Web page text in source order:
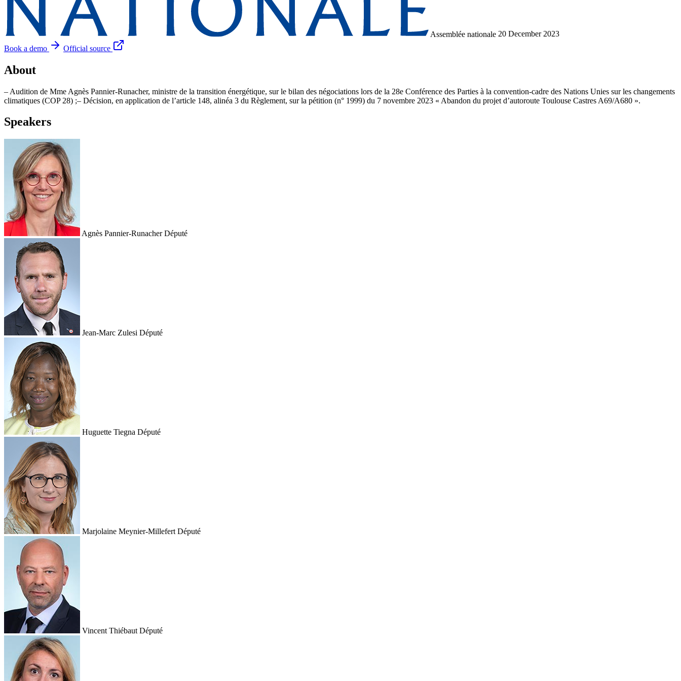
Assemblée nationale 20 December 2023
Book a demo
Official source
About
– Audition de Mme Agnès Pannier-Runacher, ministre de la transition énergétique, sur le bilan des négociations lors de la 28e Conférence des Parties à la convention-cadre des Nations Unies sur les changements
climatiques (COP 28) ;– Décision, en application de l’article 148, alinéa 3 du Règlement, sur la pétition (n° 1999) du 7 novembre 2023 « Abandon du projet d’autoroute Toulouse Castres A69/A680 ».
Speakers
Agnès Pannier-Runacher Député
Jean-Marc Zulesi Député
Huguette Tiegna Député
Marjolaine Meynier-Millefert Député
Vincent Thiébaut Député